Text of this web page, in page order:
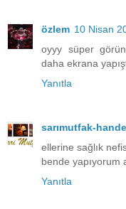
özlem 10 Nisan
oyyy süper
daha ekrana
Yanıtla
sarımutfak-hande
ellerine sağlık
bende yapıyorum
Yanıtla